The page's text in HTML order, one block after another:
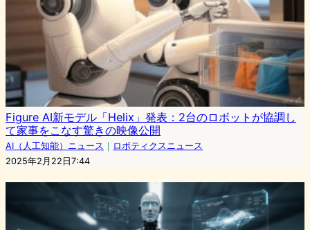
Figure AI新モデル「Helix」発表：2台のロボットが協調し
て家事をこなす驚きの映像公開
AI（人工知能）ニュース ｜ ロボティクスニュース
2025年2月22日7:44